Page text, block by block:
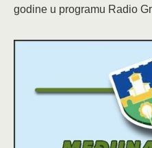
godine u programu Radio